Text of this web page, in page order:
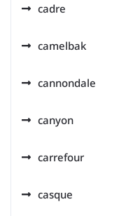
cadre
camelbak
cannondale
canyon
carrefour
casque